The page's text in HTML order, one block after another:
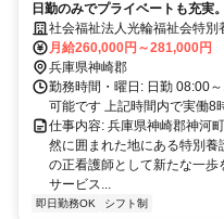
日勤のみでプライベートも充実
としてのやりがいを深めること
社会福祉法人光輪福祉会特
月給260,000円～281,000円
兵庫県神崎郡
勤務時間・曜日: 日勤 08:00
可能です 上記時間内で実働8
仕事内容: 兵庫県神崎郡神河
然に囲まれた地にある特別
の正看護師として新たな一歩
サービス...
即日勤務OK シフト制